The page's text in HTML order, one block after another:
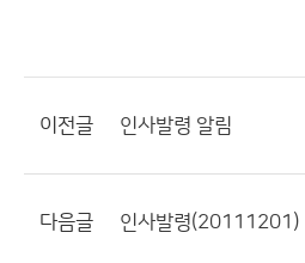
이전글 인사발령 알림
다음글 인사발령(20111201)